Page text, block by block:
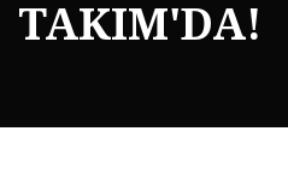
TAKIM'DA!